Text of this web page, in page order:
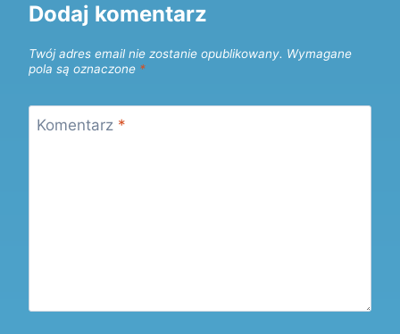
Dodaj komentarz
Twój adres email nie zostanie opublikowany. Wymagane
pola są oznaczone *
Komentarz *